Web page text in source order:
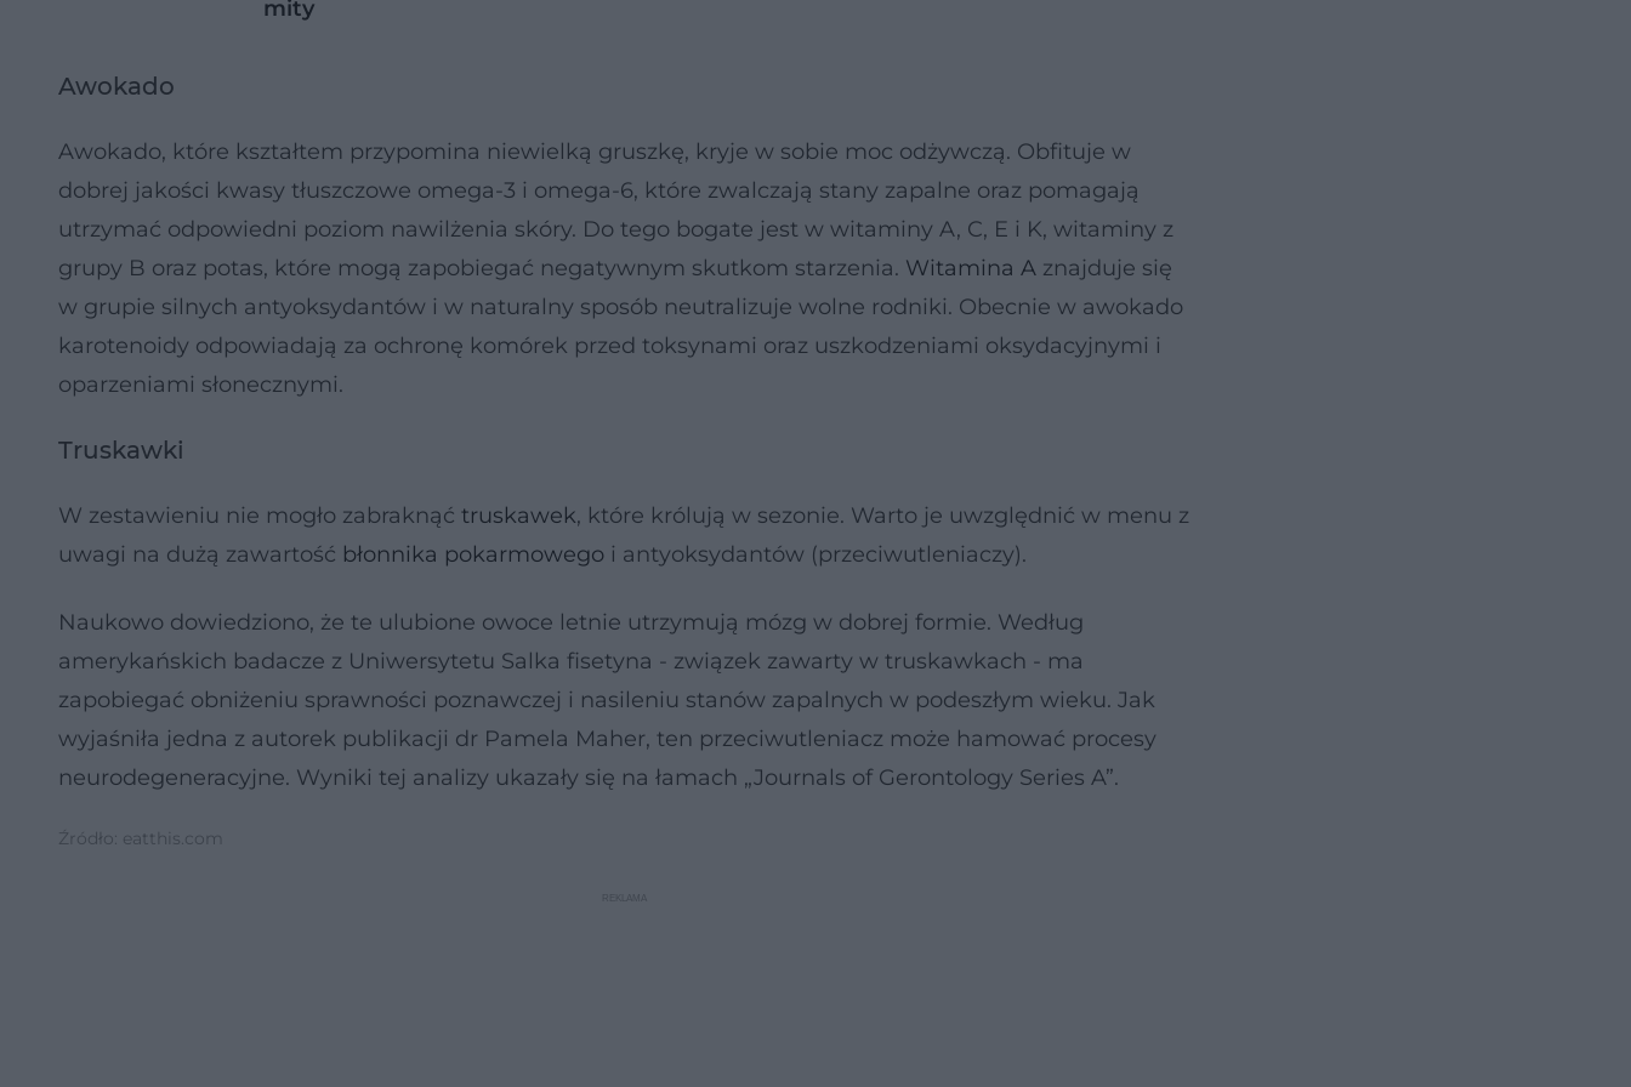
mity
Awokado
Awokado, które kształtem przypomina niewielką gruszkę, kryje w sobie moc odżywczą. Obfituje w
dobrej jakości kwasy tłuszczowe omega-3 i omega-6, które zwalczają stany zapalne oraz pomagają
utrzymać odpowiedni poziom nawilżenia skóry. Do tego bogate jest w witaminy A, C, E i K, witaminy z
grupy B oraz potas, które mogą zapobiegać negatywnym skutkom starzenia. Witamina A znajduje się
w grupie silnych antyoksydantów i w naturalny sposób neutralizuje wolne rodniki. Obecnie w awokado
karotenoidy odpowiadają za ochronę komórek przed toksynami oraz uszkodzeniami oksydacyjnymi i
oparzeniami słonecznymi.
Truskawki
W zestawieniu nie mogło zabraknąć truskawek, które królują w sezonie. Warto je uwzględnić w menu z
uwagi na dużą zawartość błonnika pokarmowego i antyoksydantów (przeciwutleniaczy).
Naukowo dowiedziono, że te ulubione owoce letnie utrzymują mózg w dobrej formie. Według
amerykańskich badacze z Uniwersytetu Salka fisetyna - związek zawarty w truskawkach - ma
zapobiegać obniżeniu sprawności poznawczej i nasileniu stanów zapalnych w podeszłym wieku. Jak
wyjaśniła jedna z autorek publikacji dr Pamela Maher, ten przeciwutleniacz może hamować procesy
neurodegeneracyjne. Wyniki tej analizy ukazały się na łamach „Journals of Gerontology Series A”.
Źródło: eatthis.com